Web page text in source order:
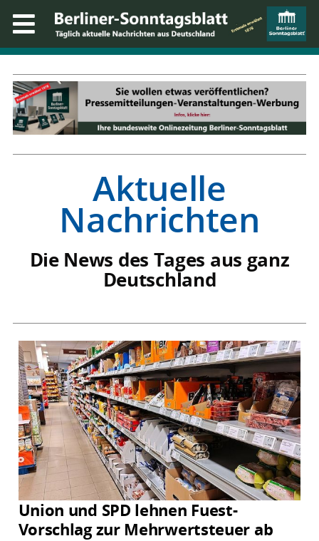
Aktuelle
Nachrichten
Die News des Tages aus ganz
Deutschland
Union und SPD lehnen Fuest-
Vorschlag zur Mehrwertsteuer ab